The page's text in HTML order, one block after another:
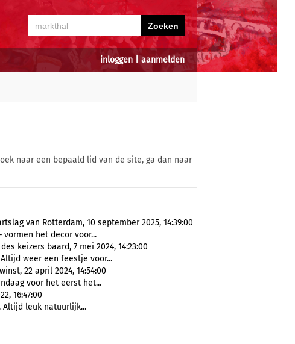
inloggen aanmelden
naar een bepaald lid van de site, ga dan naar
van Rotterdam, 10 september 2025, 14:39:00
vormen het decor voor...
keizers baard, 7 mei 2024, 14:23:00
weer een feestje voor...
22 april 2024, 14:54:00
voor het eerst het...
16:47:00
Altijd leuk natuurlijk...